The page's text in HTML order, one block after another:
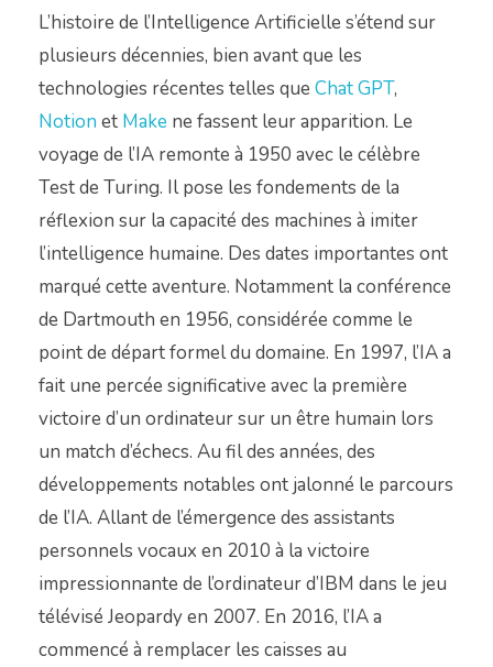
L’histoire de l’Intelligence Artificielle s’étend sur
plusieurs décennies, bien avant que les
technologies récentes telles que Chat GPT,
Notion et Make ne fassent leur apparition. Le
voyage de l’IA remonte à 1950 avec le célèbre
Test de Turing. Il pose les fondements de la
réflexion sur la capacité des machines à imiter
l’intelligence humaine. Des dates importantes ont
marqué cette aventure. Notamment la conférence
de Dartmouth en 1956, considérée comme le
point de départ formel du domaine. En 1997, l’IA a
fait une percée significative avec la première
victoire d’un ordinateur sur un être humain lors
un match d’échecs. Au fil des années, des
développements notables ont jalonné le parcours
de l’IA. Allant de l’émergence des assistants
personnels vocaux en 2010 à la victoire
impressionnante de l’ordinateur d’IBM dans le jeu
télévisé Jeopardy en 2007. En 2016, l’IA a
commencé à remplacer les caisses au